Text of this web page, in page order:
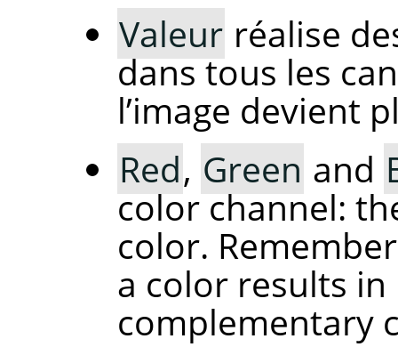
Valeur réalise
dans tous les
l’image devient
Red, Green and
color channel:
color.
a color results
complementary